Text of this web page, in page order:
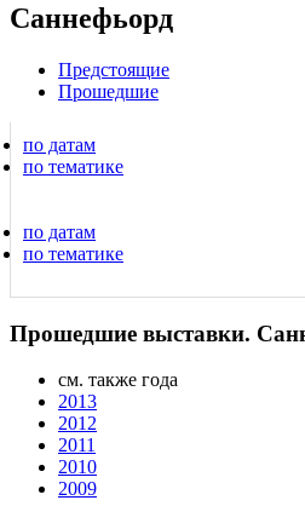
Саннефьорд
Предстоящие
Прошедшие
по датам
по тематике
по датам
по тематике
Прошедшие выставки.
см. также года
2013
2012
2011
2010
2009